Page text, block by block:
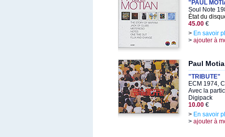
"PAUL
Soul Note
État du
45.00 €
> En savoir
> ajouter à
Paul
"TRIBUTE"
ECM 1974,
Avec la
Digipack
10.00 €
> En savoir
> ajouter à